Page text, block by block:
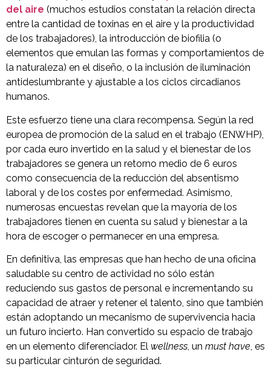
del aire (muchos estudios constatan la relación directa
entre la cantidad de toxinas en el aire y la productividad
de los trabajadores), la introducción de biofilia (o
elementos que emulan las formas y comportamientos de
la naturaleza) en el diseño, o la inclusión de iluminación
antideslumbrante y ajustable a los ciclos circadianos
humanos.
Este esfuerzo tiene una clara recompensa. Según la red
europea de promoción de la salud en el trabajo (ENWHP),
por cada euro invertido en la salud y el bienestar de los
trabajadores se genera un retorno medio de 6 euros
como consecuencia de la reducción del absentismo
laboral y de los costes por enfermedad. Asimismo,
numerosas encuestas revelan que la mayoría de los
trabajadores tienen en cuenta su salud y bienestar a la
hora de escoger o permanecer en una empresa.
En definitiva, las empresas que han hecho de una oficina
saludable su centro de actividad no sólo están
reduciendo sus gastos de personal e incrementando su
capacidad de atraer y retener el talento, sino que también
están adoptando un mecanismo de supervivencia hacia
un futuro incierto. Han convertido su espacio de trabajo
en un elemento diferenciador. El wellness, un must have, es
su particular cinturón de seguridad.